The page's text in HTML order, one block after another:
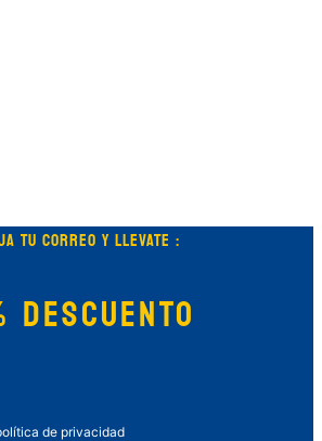
TU CORREO Y LLEVATE :
de privacidad